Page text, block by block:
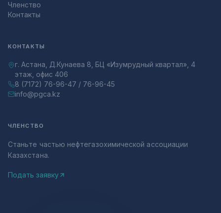
Членство
Контакты
КОНТАКТЫ
г. Астана, Д.Кунаева 8, БЦ «Изумрудный квартал», 4
этаж, офис 406
8 (7172) 76-96-47 / 76-96-45
info@pgca.kz
ЧЛЕНСТВО
Станьте частью нефтегазохимической ассоциации
Казахстана.
Подать заявку